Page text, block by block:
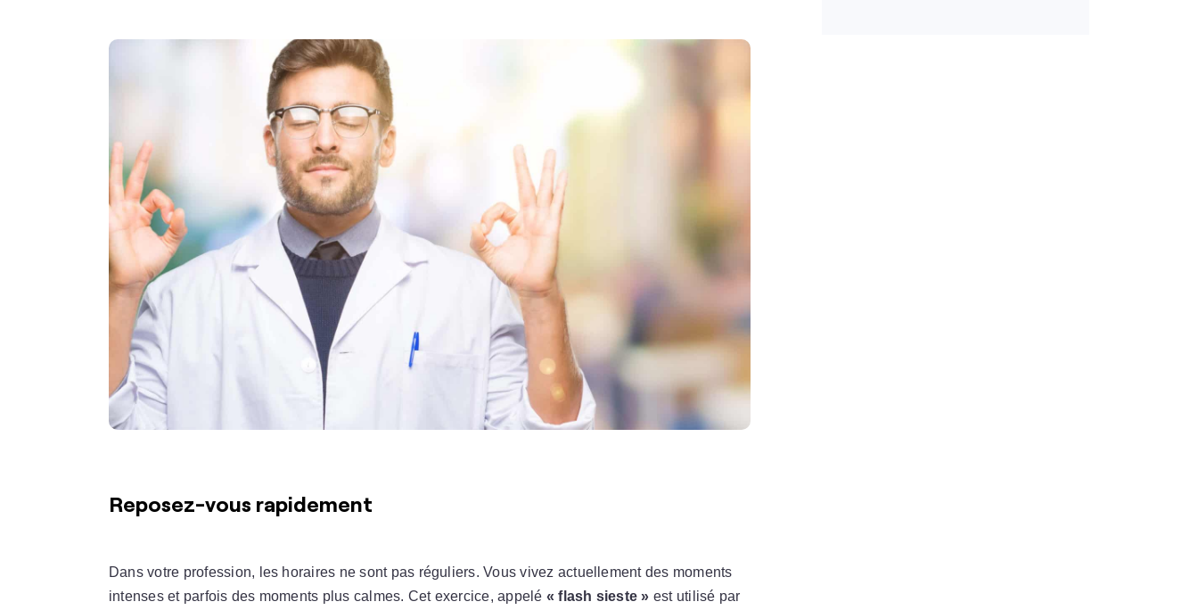
Reposez-vous rapidement
Dans votre profession, les horaires ne sont pas réguliers. Vous vivez actuellement des moments
intenses et parfois des moments plus calmes. Cet exercice, appelé « flash sieste » est utilisé par